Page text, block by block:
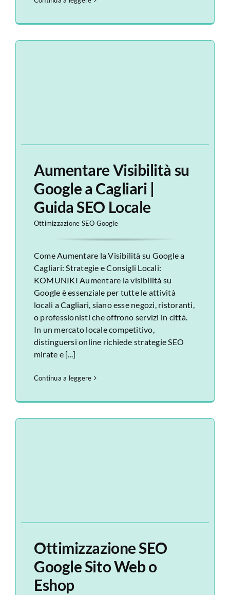
Aumentare Visibilità su
Google a Cagliari |
Guida SEO Locale
Ottimizzazione SEO Google
Come Aumentare la Visibilità su Google a
Cagliari: Strategie e Consigli Locali:
KOMUNIKI Aumentare la visibilità su
Google è essenziale per tutte le attività
locali a Cagliari, siano esse negozi, ristoranti,
o professionisti che offrono servizi in città.
In un mercato locale competitivo,
distinguersi online richiede strategie SEO
mirate e [...]
Continua a leggere
Ottimizzazione SEO
Google Sito Web o
Eshop